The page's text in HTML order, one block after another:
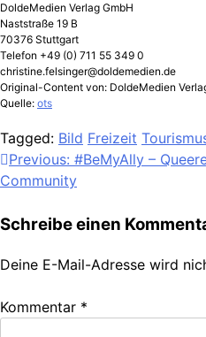
DoldeMedien Verlag GmbH
Naststraße 19 B
70376 Stuttgart
Telefon +49 (0) 711 55 349 0
christine.felsinger@doldemedien.de
Original-Content von: DoldeMedien
Quelle: ots
Tagged: Bild Freizeit
Beitragsnavigation
Previous: #BeMyAlly –
Community
Schreibe einen
Deine E-Mail-Adresse wird
Kommentar *